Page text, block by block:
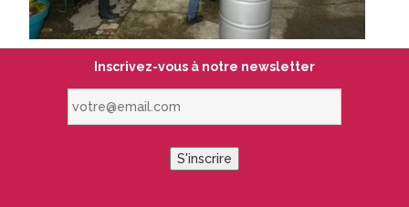
Inscrivez-vous à notre newsletter
S'inscrire